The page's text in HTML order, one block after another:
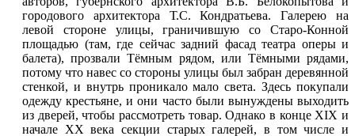
городового архитектора Т.С. Кондратьева. Галерею на
левой стороне улицы, граничившую со Старо-Конной
площадью (там, где сейчас задний фасад театра оперы и
балета), прозвали Тёмным рядом, или Тёмными рядами,
потому что навес со стороны улицы был забран деревянной
стенкой, и внутрь проникало мало света. Здесь покупали
одежду крестьяне, и они часто были вынуждены выходить
из дверей, чтобы рассмотреть товар. Однако в конце XIX и
начале XX века секции старых галерей, в том числе и